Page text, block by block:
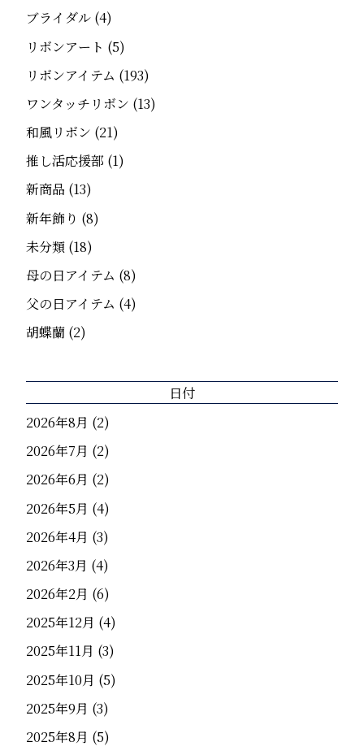
ブライダル (4)
リボンアート (5)
リボンアイテム (193)
ワンタッチリボン (13)
和風リボン (21)
推し活応援部 (1)
新商品 (13)
新年飾り (8)
未分類 (18)
母の日アイテム (8)
父の日アイテム (4)
胡蝶蘭 (2)
日付
2026年8月 (2)
2026年7月 (2)
2026年6月 (2)
2026年5月 (4)
2026年4月 (3)
2026年3月 (4)
2026年2月 (6)
2025年12月 (4)
2025年11月 (3)
2025年10月 (5)
2025年9月 (3)
2025年8月 (5)